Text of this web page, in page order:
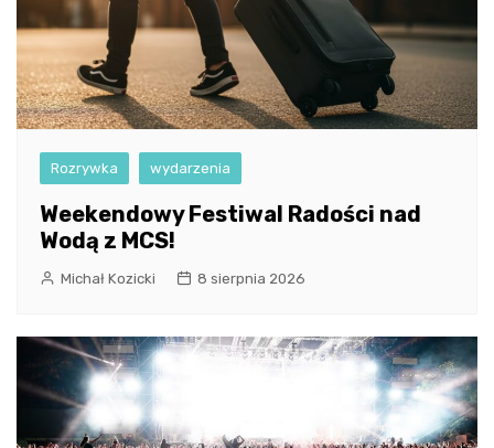
Rozrywka wydarzenia
Weekendowy Festiwal Radości nad
Wodą z MCS!
Michał Kozicki 8 sierpnia 2026